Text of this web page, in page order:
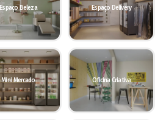
Espaço Beleza Espaço Delivery
Mini Mercado Oficina Criativa